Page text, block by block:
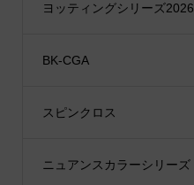
ヨッティングシリーズ2026
BK-CGA
スピンクロス
ニュアンスカラーシリーズ